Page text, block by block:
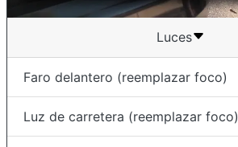
Luces
Faro delantero (reemplazar foco)
Luz de carretera (reemplazar foco)